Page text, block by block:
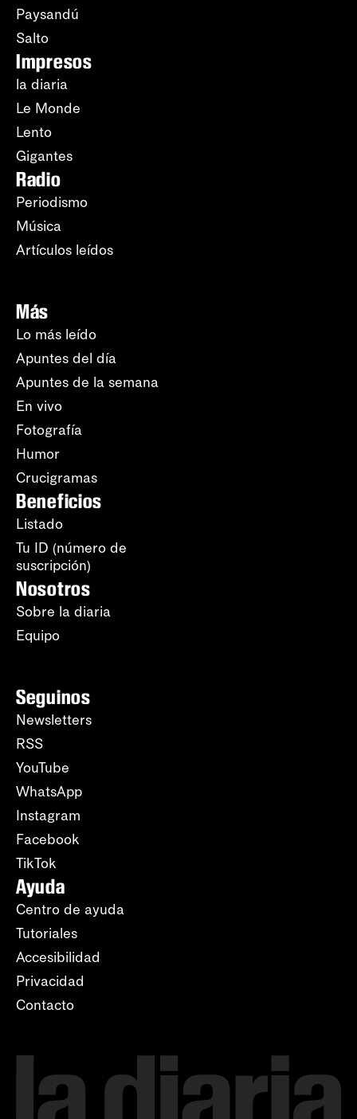
Paysandú
Salto
Impresos
la diaria
Le Monde
Lento
Gigantes
Radio
Periodismo
Música
Artículos leídos
Más
Lo más leído
Apuntes del día
Apuntes de la semana
En vivo
Fotografía
Humor
Crucigramas
Beneficios
Listado
Tu ID (número de
suscripción)
Nosotros
Sobre la diaria
Equipo
Seguinos
Newsletters
RSS
YouTube
WhatsApp
Instagram
Facebook
TikTok
Ayuda
Centro de ayuda
Tutoriales
Accesibilidad
Privacidad
Contacto